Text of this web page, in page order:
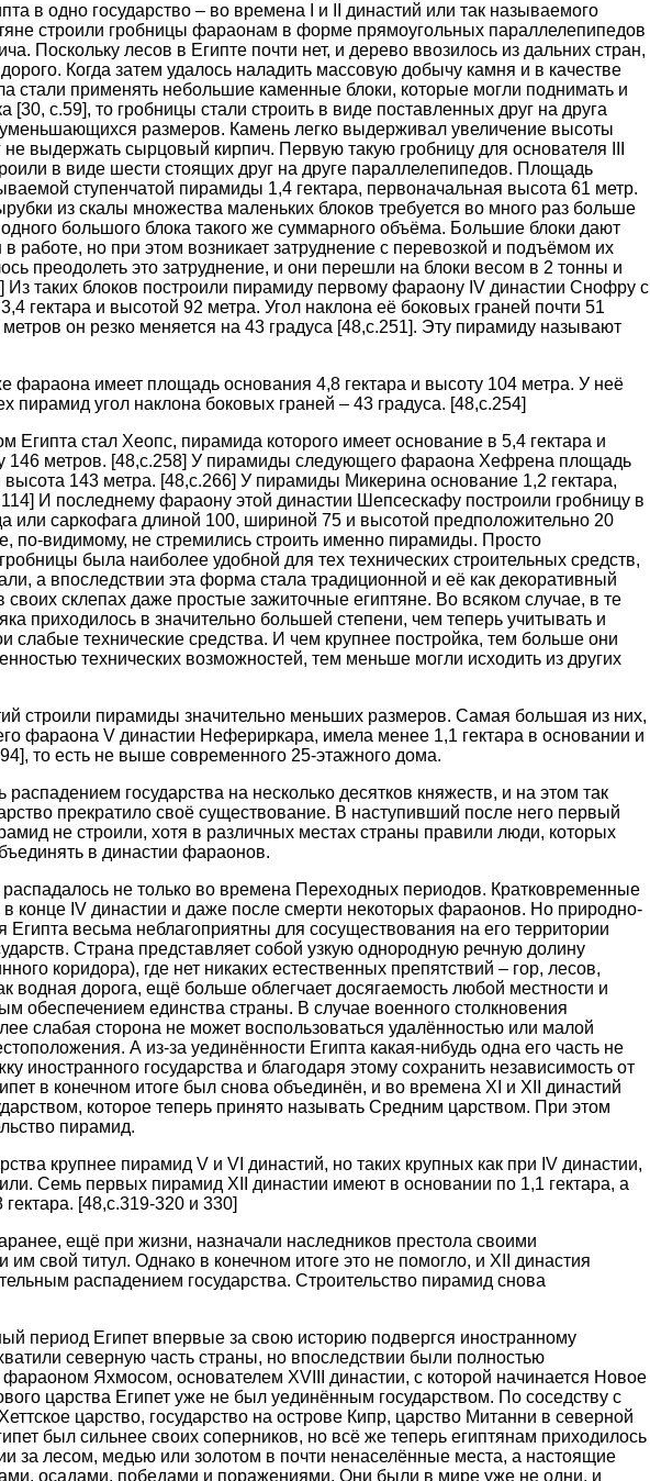
в одно государство – во времена I и II династий или так называемого
строили гробницы фараонам в форме прямоугольных параллелепипедов
Поскольку лесов в Египте почти нет, и дерево ввозилось из дальних стран,
Когда затем удалось наладить массовую добычу камня и в качестве
стали применять небольшие каменные блоки, которые могли поднимать и
[30, c.59], то гробницы стали строить в виде поставленных друг на друга
размеров. Камень легко выдерживал увеличение высоты
не выдержать сырцовый кирпич. Первую такую гробницу для основателя III
в виде шести стоящих друг на друге параллелепипедов. Площадь
ступенчатой пирамиды 1,4 гектара, первоначальная высота 61 метр.
из скалы множества маленьких блоков требуется во много раз больше
большого блока такого же суммарного объёма. Большие блоки дают
работе, но при этом возникает затруднение с перевозкой и подъёмом их
преодолеть это затруднение, и они перешли на блоки весом в 2 тонны и
Из таких блоков построили пирамиду первому фараону IV династии Снофру с
гектара и высотой 92 метра. Угол наклона её боковых граней почти 51
он резко меняется на 43 градуса [48,c.251]. Эту пирамиду называют
фараона имеет площадь основания 4,8 гектара и высоту 104 метра. У неё
пирамид угол наклона боковых граней – 43 градуса. [48,c.254]
стал Хеопс, пирамида которого имеет основание в 5,4 гектара и
146 метров. [48,c.258] У пирамиды следующего фараона Хефрена площадь
высота 143 метра. [48,c.266] У пирамиды Микерина основание 1,2 гектара,
И последнему фараону этой династии Шепсескафу построили гробницу в
или саркофага длиной 100, шириной 75 и высотой предположительно 20
по-видимому, не стремились строить именно пирамиды. Просто
была наиболее удобной для тех технических строительных средств,
а впоследствии эта форма стала традиционной и её как декоративный
своих склепах даже простые зажиточные египтяне. Во всяком случае, в те
приходилось в значительно большей степени, чем теперь учитывать и
слабые технические средства. И чем крупнее постройка, тем больше они
технических возможностей, тем меньше могли исходить из других
строили пирамиды значительно меньших размеров. Самая большая из них,
фараона V династии Нефериркара, имела менее 1,1 гектара в основании и
то есть не выше современного 25-этажного дома.
распадением государства на несколько десятков княжеств, и на этом так
прекратило своё существование. В наступивший после него первый
не строили, хотя в различных местах страны правили люди, которых
в династии фараонов.
распадалось не только во времена Переходных периодов. Кратковременные
конце IV династии и даже после смерти некоторых фараонов. Но природно-
Египта весьма неблагоприятны для сосуществования на его территории
Страна представляет собой узкую однородную речную долину
коридора), где нет никаких естественных препятствий – гор, лесов,
водная дорога, ещё больше облегчает досягаемость любой местности и
обеспечением единства страны. В случае военного столкновения
слабая сторона не может воспользоваться удалённостью или малой
А из-за уединённости Египта какая-нибудь одна его часть не
иностранного государства и благодаря этому сохранить независимость от
в конечном итоге был снова объединён, и во времена XI и XII династий
которое теперь принято называть Средним царством. При этом
пирамид.
крупнее пирамид V и VI династий, но таких крупных как при IV династии,
Семь первых пирамид ХII династии имеют в основании по 1,1 гектара, а
[48,c.319-320 и 330]
ещё при жизни, назначали наследников престола своими
им свой титул. Однако в конечном итоге это не помогло, и ХII династия
распадением государства. Строительство пирамид снова
период Египет впервые за свою историю подвергся иностранному
северную часть страны, но впоследствии были полностью
Яхмосом, основателем XVIII династии, с которой начинается Новое
царства Египет уже не был уединённым государством. По соседству с
царство, государство на острове Кипр, царство Митанни в северной
был сильнее своих соперников, но всё же теперь египтянам приходилось
за лесом, медью или золотом в почти ненаселённые места, а настоящие
осадами, победами и поражениями. Они были в мире уже не одни, и